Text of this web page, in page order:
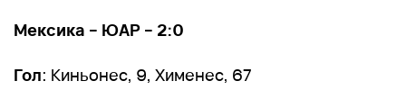
Мексика – ЮАР – 2:0
Гол: Киньонес, 9, Хименес, 67